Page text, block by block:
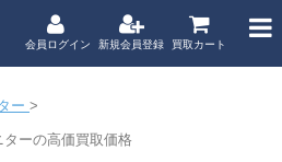
会員ログイン 新規会員登録 買取カート
ー >
ターの高価買取価格